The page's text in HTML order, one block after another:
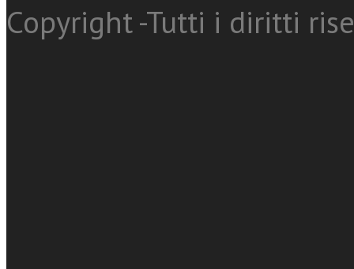
Copyright -Tutti i diritti